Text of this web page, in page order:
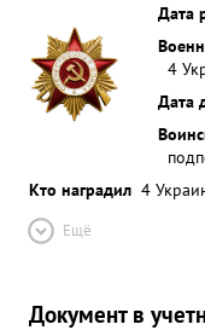
Дата
4
Дата
Кто наградил 4
Ещё
Документ в